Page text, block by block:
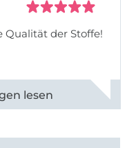
Qualität der Stoffe!
ansehen